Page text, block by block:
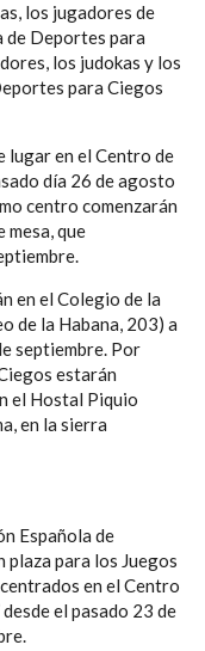
los jugadores de
de Deportes para
los judokas y los
para Ciegos
lugar en el Centro de
día 26 de agosto
centro comenzarán
mesa, que
en el Colegio de la
de la Habana, 203) a
septiembre. Por
estarán
el Hostal Piquio
en la sierra
Española de
para los Juegos
en el Centro
el pasado 23 de